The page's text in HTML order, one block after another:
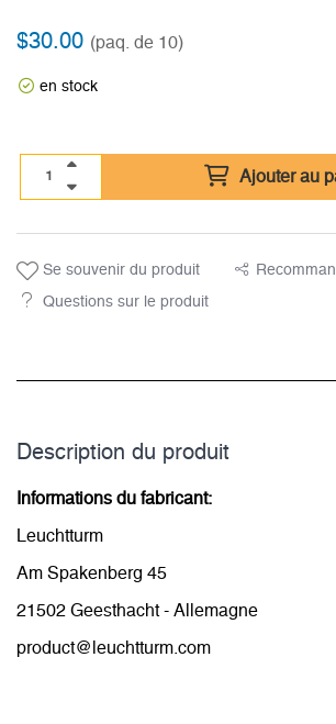
$30.00 (paq. de 10)
en stock
Ajouter au
Se souvenir du produit
Questions sur le produit
Description du­ produit
Informations du fabricant:
Leuchtturm
Am Spakenberg 45
21502 Geesthacht - Allemagne
product@leuchtturm.com